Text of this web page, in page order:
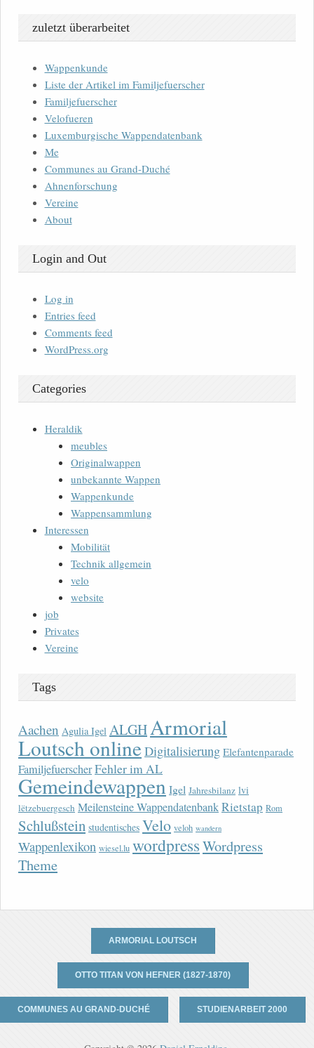
zuletzt überarbeitet
Wappenkunde
Liste der Artikel im Familjefuerscher
Familjefuerscher
Velofueren
Luxemburgische Wappendatenbank
Me
Communes au Grand-Duché
Ahnenforschung
Vereine
About
Login and Out
Log in
Entries feed
Comments feed
WordPress.org
Categories
Heraldik
meubles
Originalwappen
unbekannte Wappen
Wappenkunde
Wappensammlung
Interessen
Mobilität
Technik allgemein
velo
website
job
Privates
Vereine
Tags
Aachen Agulia Igel ALGHArmorial
Loutsch onlineDigitalisierung Elefantenparade
FamiljefuerscherFehler im AL
Gemeindewappen Igel Jahresbilanz lvi
lëtzebuergesch Meilensteine WappendatenbankRietstap Rom
Schlußstein studentisches Velo veloh wandern
Wappenlexikon wiesel.lu wordpressWordpress
Theme
ARMORIAL LOUTSCH
OTTO TITAN VON HEFNER (1827-1870)
COMMUNES AU GRAND-DUCHÉ STUDIENARBEIT 2000